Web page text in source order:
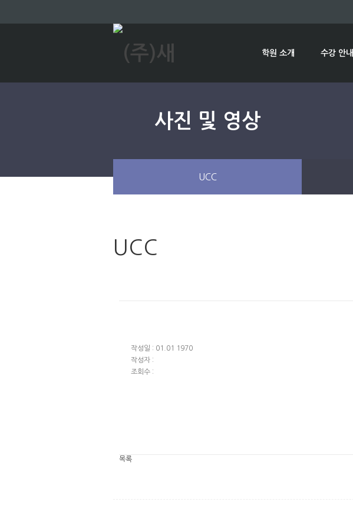
학원 소개 수강 안내
사진 및 영상
UCC
UCC
작성일 : 01.01 1970
작성자 :
조회수 :
목록